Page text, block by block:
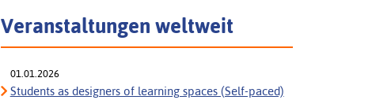
Veranstaltungen weltweit
01.01.2026
Students as designers of learning spaces (Self-paced)